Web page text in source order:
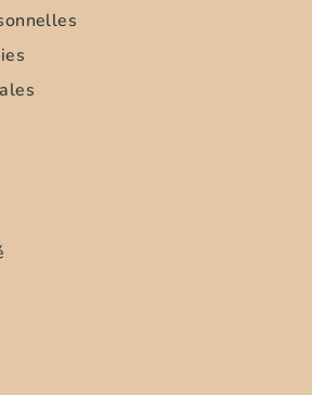
– Ziemia – 52cm